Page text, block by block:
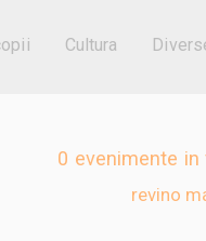
Cultura
0 evenimente
revino